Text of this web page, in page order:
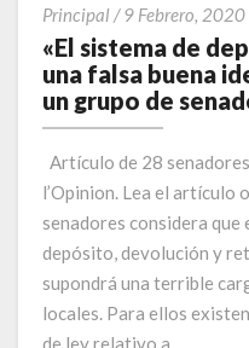
Principal /9 Febrero, 2020
«El sistema de
una falsa buena
un grupo de
Artículo de 28
l’Opinion. Lea el artículo
senadores considera que
depósito, devolución y
supondrá una terrible
locales. Para ellos